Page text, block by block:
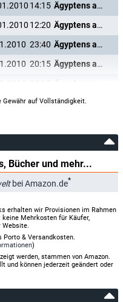
14:15
Ägyptens antike Unterwelt
12:20
Ägyptens antike Unterwelt
23:40
Ägyptens antike Unterwelt
20:15
Ägyptens antike Unterwelt
Gewähr auf Vollständigkeit.
Bücher und mehr...
bei Amazon.de*
erhalten wir Provisionen im Rahmen
Mehrkosten für Käufer,
Website.
Porto & Versandkosten.
)
werden, stammen von Amazon.
und können jederzeit geändert oder